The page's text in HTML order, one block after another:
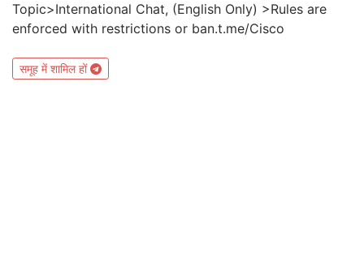
Topic>International Chat, (English Only) >Rules are
enforced with restrictions or ban.t.me/Cisco
समूह में शामिल हों